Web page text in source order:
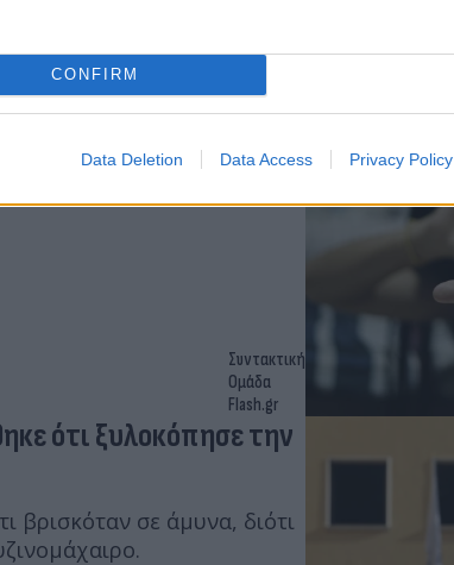
CONFIRM
Data Deletion Data Access Privacy Policy
Flash.gr
που
είχε πρόθεση να βλάψει τη
Συντακτική
Ομάδα
Flash.gr
ότι ξυλοκόπησε την
βρισκόταν σε άμυνα, διότι